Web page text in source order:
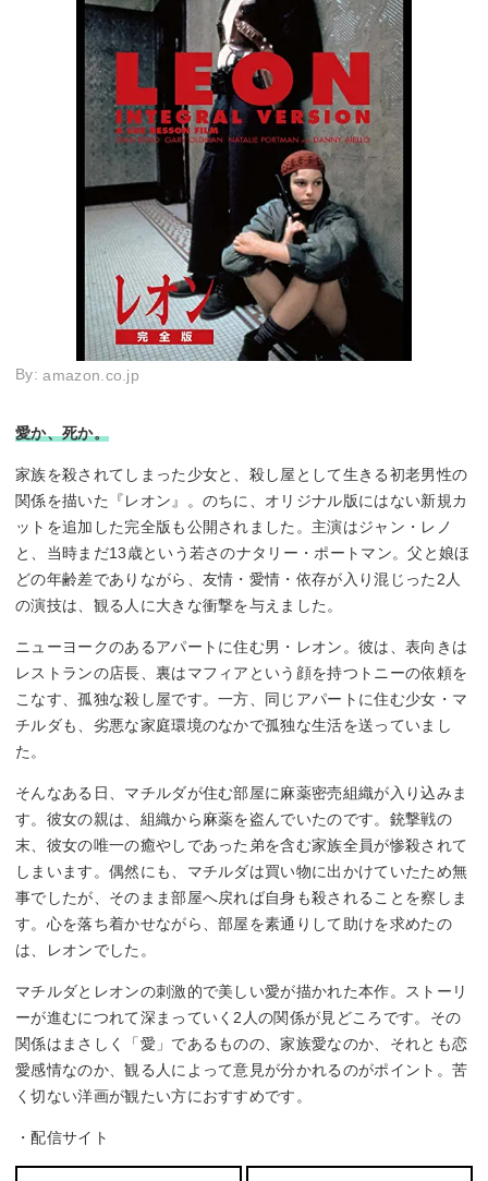
By:amazon.co.jp
愛か、死か。
家族を殺されてしまった少女と、殺し屋として生きる初老男性の
関係を描いた『レオン』。のちに、オリジナル版にはない新規カ
ットを追加した完全版も公開されました。主演はジャン・レノ
と、当時まだ13歳という若さのナタリー・ポートマン。父と娘ほ
どの年齢差でありながら、友情・愛情・依存が入り混じった2人
の演技は、観る人に大きな衝撃を与えました。
ニューヨークのあるアパートに住む男・レオン。彼は、表向きは
レストランの店長、裏はマフィアという顔を持つトニーの依頼を
こなす、孤独な殺し屋です。一方、同じアパートに住む少女・マ
チルダも、劣悪な家庭環境のなかで孤独な生活を送っていまし
た。
そんなある日、マチルダが住む部屋に麻薬密売組織が入り込みま
す。彼女の親は、組織から麻薬を盗んでいたのです。銃撃戦の
末、彼女の唯一の癒やしであった弟を含む家族全員が惨殺されて
しまいます。偶然にも、マチルダは買い物に出かけていたため無
事でしたが、そのまま部屋へ戻れば自身も殺されることを察しま
す。心を落ち着かせながら、部屋を素通りして助けを求めたの
は、レオンでした。
マチルダとレオンの刺激的で美しい愛が描かれた本作。ストーリ
ーが進むにつれて深まっていく2人の関係が見どころです。その
関係はまさしく「愛」であるものの、家族愛なのか、それとも恋
愛感情なのか、観る人によって意見が分かれるのがポイント。苦
く切ない洋画が観たい方におすすめです。
・配信サイト